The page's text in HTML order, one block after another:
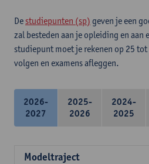
De studiepunten (sp) geven je een
zal besteden aan je opleiding en
studiepunt moet je rekenen op 25
volgen en examens afleggen.
2026-
2027
2025-
2026
2024-
2025
Modeltraject